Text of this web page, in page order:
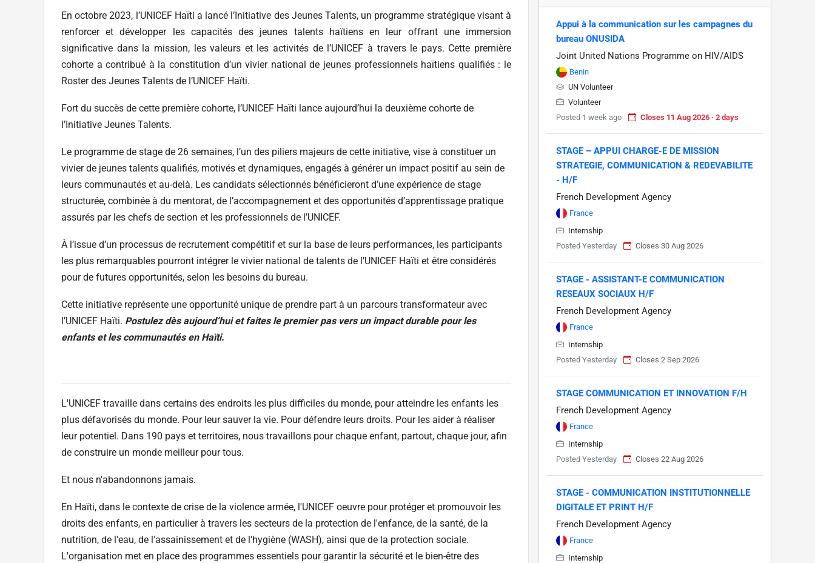
En octobre 2023, l’UNICEF Haïti a lancé l’Initiative des Jeunes Talents, un programme stratégique visant à
renforcer et développer les capacités des jeunes talents haïtiens en leur offrant une immersion
significative dans la mission, les valeurs et les activités de l’UNICEF à travers le pays. Cette première
cohorte a contribué à la constitution d’un vivier national de jeunes professionnels haïtiens qualifiés : le
Roster des Jeunes Talents de l’UNICEF Haïti.
Fort du succès de cette première cohorte, l’UNICEF Haïti lance aujourd’hui la deuxième cohorte de
l’Initiative Jeunes Talents.
Le programme de stage de 26 semaines, l’un des piliers majeurs de cette initiative, vise à constituer un
vivier de jeunes talents qualifiés, motivés et dynamiques, engagés à générer un impact positif au sein de
leurs communautés et au-delà. Les candidats sélectionnés bénéficieront d’une expérience de stage
structurée, combinée à du mentorat, de l’accompagnement et des opportunités d’apprentissage pratique
assurés par les chefs de section et les professionnels de l’UNICEF.
À l’issue d’un processus de recrutement compétitif et sur la base de leurs performances, les participants
les plus remarquables pourront intégrer le vivier national de talents de l’UNICEF Haïti et être considérés
pour de futures opportunités, selon les besoins du bureau.
Cette initiative représente une opportunité unique de prendre part à un parcours transformateur avec
l’UNICEF Haïti. Postulez dès aujourd’hui et faites le premier pas vers un impact durable pour les
enfants et les communautés en Haïti.
L'UNICEF travaille dans certains des endroits les plus difficiles du monde, pour atteindre les enfants les
plus défavorisés du monde. Pour leur sauver la vie. Pour défendre leurs droits. Pour les aider à réaliser
leur potentiel. Dans 190 pays et territoires, nous travaillons pour chaque enfant, partout, chaque jour, afin
de construire un monde meilleur pour tous.
Et nous n'abandonnons jamais.
En Haïti, dans le contexte de crise de la violence armée, l'UNICEF oeuvre pour protéger et promouvoir les
droits des enfants, en particulier à travers les secteurs de la protection de l'enfance, de la santé, de la
nutrition, de l'eau, de l'assainissement et de l'hygiène (WASH), ainsi que de la protection sociale.
L'organisation met en place des programmes essentiels pour garantir la sécurité et le bien-être des
Appui à la communication sur les campagnes du
bureau ONUSIDA
Joint United Nations Programme on HIV/AIDS
Benin
UN Volunteer
Volunteer
Posted 1 week ago
Closes 11 Aug 2026 · 2 days
STAGE – APPUI CHARGE-E DE MISSION
STRATEGIE, COMMUNICATION & REDEVABILITE
- H/F
French Development Agency
France
Internship
Posted Yesterday
Closes 30 Aug 2026
STAGE - ASSISTANT-E COMMUNICATION
RESEAUX SOCIAUX H/F
French Development Agency
France
Internship
Posted Yesterday
Closes 2 Sep 2026
STAGE COMMUNICATION ET INNOVATION F/H
French Development Agency
France
Internship
Posted Yesterday
Closes 22 Aug 2026
STAGE - COMMUNICATION INSTITUTIONNELLE
DIGITALE ET PRINT H/F
French Development Agency
France
Internship